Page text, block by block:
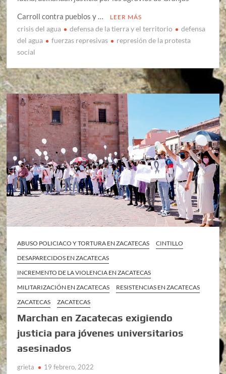
Carroll contra pueblos y …
LEER MÁS
crisis del agua defensa de la tierra y el territorio
defensa
del agua
fuerzas represivas
represión de la protesta
social
ABUSO POLICIACO Y TORTURA EN ZACATECAS
CINTILLO
DESAPARECIDOS EN ZACATECAS
INCREMENTO DE LA VIOLENCIA EN ZACATECAS
MILITARIZACIÓN EN ZACATECAS
RESISTENCIAS EN ZACATECAS
ZACATECAS
ZACATECAS
Marchan en Zacatecas exigiendo
justicia para jóvenes universitarios
asesinados
grieta 19 febrero, 2022